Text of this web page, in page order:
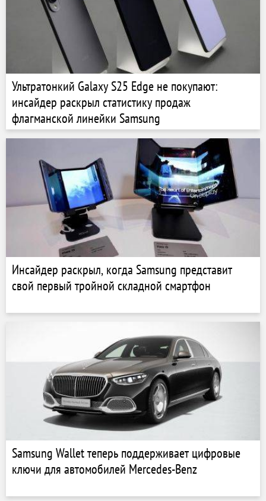
Ультратонкий Galaxy S25 Edge не покупают:
инсайдер раскрыл статистику продаж
флагманской линейки Samsung
Инсайдер раскрыл, когда Samsung представит
свой первый тройной складной смартфон
Samsung Wallet теперь поддерживает цифровые
ключи для автомобилей Mercedes-Benz